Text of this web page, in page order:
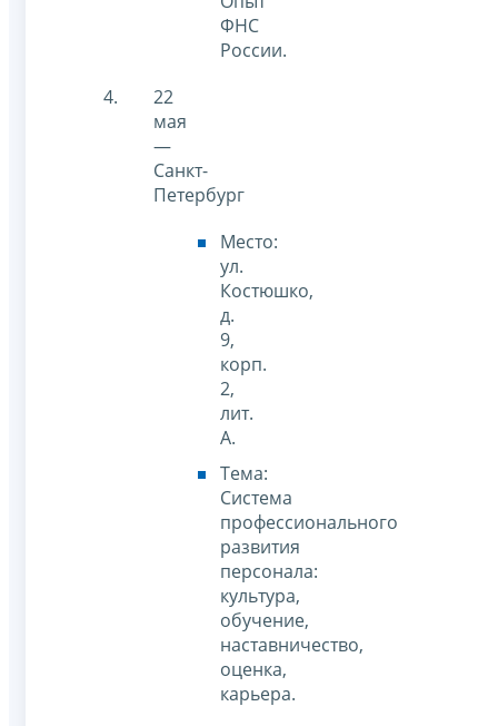
ФНС
России.
22
мая
—
Санкт-
Петербург
Место:
ул.
Костюшко,
д.
9,
корп.
2,
лит.
А.
Тема:
Система
профессионального
развития
персонала:
культура,
обучение,
наставничество,
оценка,
карьера.